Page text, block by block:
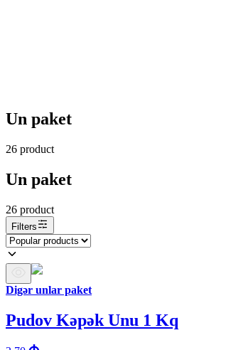
Un paket
26 product
Un paket
26 product
Filters
Digər unlar paket
Pudov Kəpək Unu 1 Kq